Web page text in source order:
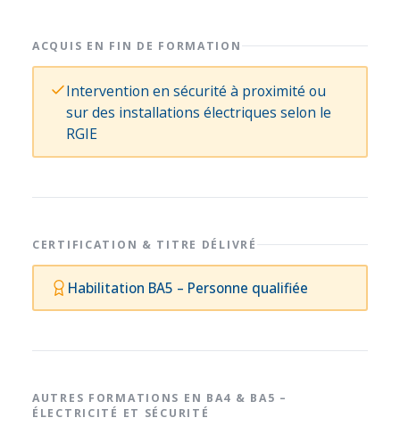
ACQUIS EN FIN DE FORMATION
Intervention en sécurité à proximité ou
sur des installations électriques selon le
RGIE
CERTIFICATION & TITRE DÉLIVRÉ
Habilitation BA5 – Personne qualifiée
AUTRES FORMATIONS EN BA4 & BA5 –
ÉLECTRICITÉ ET SÉCURITÉ